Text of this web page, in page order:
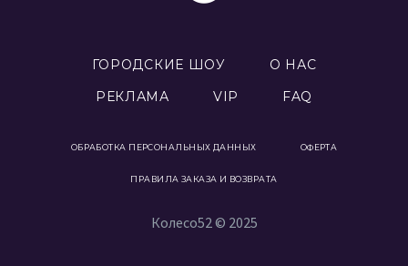
ГОРОДСКИЕ ШОУ
О НАС
РЕКЛАМА
VIP FAQ
ОБРАБОТКА ПЕРСОНАЛЬНЫХ ДАННЫХ ОФЕРТА
ПРАВИЛА ЗАКАЗА И ВОЗВРАТА
Колесо52 © 2025